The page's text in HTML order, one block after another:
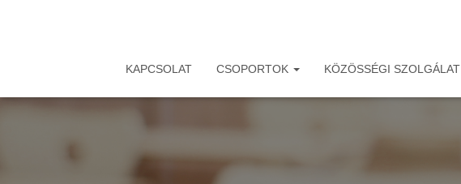
KAPCSOLAT CSOPORTOK KÖZÖSSÉGI SZOLGÁLAT